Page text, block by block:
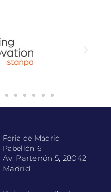
Feria de Madrid
Pabellón 6
Av. Partenón 5, 28042
Madrid